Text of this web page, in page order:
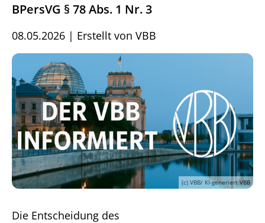
BPersVG § 78 Abs. 1 Nr. 3
08.05.2026 | Erstellt von VBB
(c) VBB/ KI-generiert VBB
Die Entscheidung des